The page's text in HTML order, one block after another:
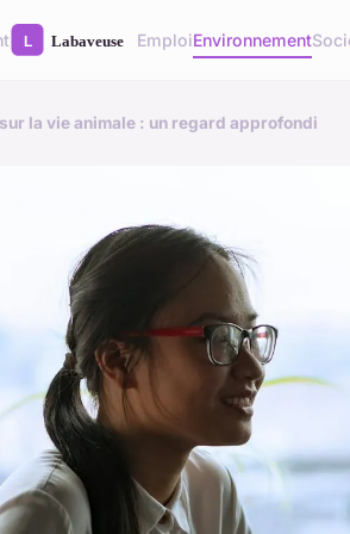
EmploiEnvironnement
la vie animale : un regard approfondi